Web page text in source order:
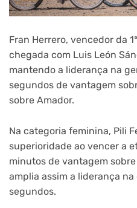
Fran Herrero, vencedor da
chegada com Luis León
mantendo a liderança na
segundos de vantagem
sobre Amador.
Na categoria feminina, Pili
superioridade ao vencer a
minutos de vantagem
amplia assim a liderança
segundos.